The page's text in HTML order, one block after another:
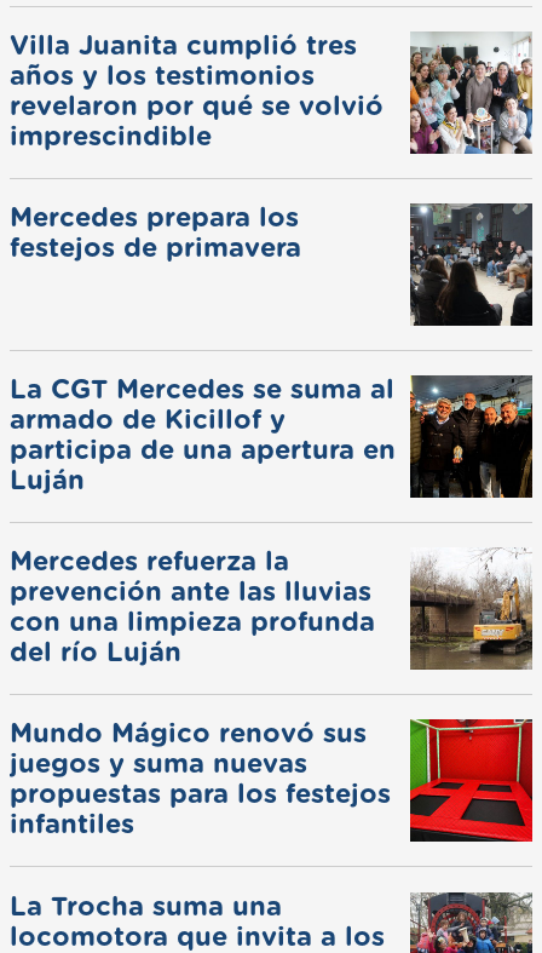
Villa Juanita cumplió tres
años y los testimonios
revelaron por qué se volvió
imprescindible
Mercedes prepara los
festejos de primavera
La CGT Mercedes se suma al
armado de Kicillof y
participa de una apertura en
Luján
Mercedes refuerza la
prevención ante las lluvias
con una limpieza profunda
del río Luján
Mundo Mágico renovó sus
juegos y suma nuevas
propuestas para los festejos
infantiles
La Trocha suma una
locomotora que invita a los